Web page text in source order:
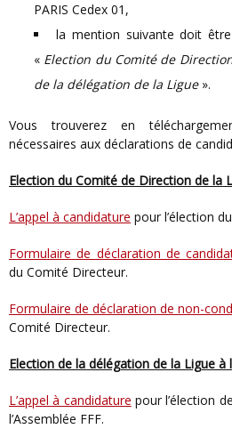
PARIS Cedex 01,
la mention suivante doit être
« Election du Comité de
de la délégation de la Ligue».
Vous trouverez en téléchargement tous les documents
nécessaires aux déclarations de
Election du Comité de Direction de la
L’appel à candidature pour l’élection
Formulaire de déclaration de
du Comité Directeur.
Formulaire de déclaration de non-
Comité Directeur.
Election de la délégation de la Ligue à
L’appel à candidature pour l’élection
l’Assemblée FFF.